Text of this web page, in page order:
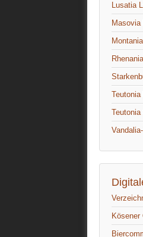
Lusatia
Masovia
Teutonia
Kösener